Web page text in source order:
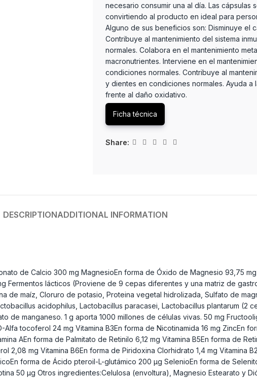
necesario consumir una al día. Las cápsulas
convirtiendo al producto en ideal para
Alguno de sus beneficios son: Disminuye el
Contribuye al mantenimiento del sistema
normales. Colabora en el mantenimiento
macronutrientes. Interviene en el
condiciones normales. Contribuye al
y dientes en condiciones normales. Ayuda a
frente al daño oxidativo.
Ficha técnica
Share:
DESCRIPTIONADDITIONAL INFORMATION
de Calcio 300 mg MagnesioEn forma de Óxido de Magnesio 93,75
Fermentos lácticos (Proviene de 9 cepas diferentes y una matriz de
de maíz, Cloruro de potasio, Proteina vegetal hidrolizada, Sulfato de
acidophilus, Lactobacillus paracasei, Lactobacillus plantarum (2
de manganeso. 1 g aporta 1000 millones de células vivas. 50 mg
tocoferol 24 mg Vitamina B3En forma de Nicotinamida 16 mg ZincEn
AEn forma de Palmitato de Retinilo 6,12 mg Vitamina B5En forma de
2,08 mg Vitamina B6En forma de Piridoxina Clorhidrato 1,4 mg Vitamina
forma de Ácido pteroil-L-glutámico 200 µg SelenioEn forma de
50 µg Otros ingredientes:Celulosa (envoltura), Magnesio Estearato y